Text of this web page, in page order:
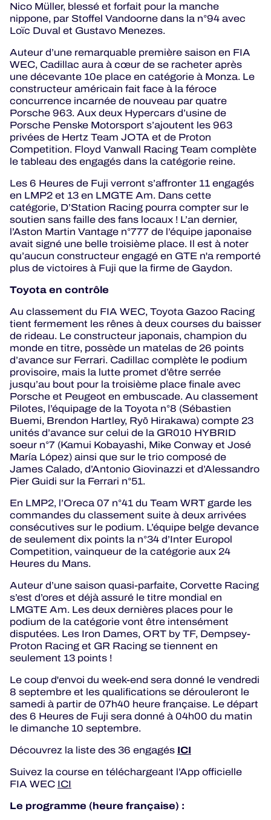
Nico Müller, blessé et forfait pour la manche
nippone, par Stoffel Vandoorne dans la n°94 avec
Loïc Duval et Gustavo Menezes.
Auteur d’une remarquable première saison en FIA
WEC, Cadillac aura à cœur de se racheter après
une décevante 10e place en catégorie à Monza. Le
constructeur américain fait face à la féroce
concurrence incarnée de nouveau par quatre
Porsche 963. Aux deux Hypercars d’usine de
Porsche Penske Motorsport s’ajoutent les 963
privées de Hertz Team JOTA et de Proton
Competition. Floyd Vanwall Racing Team complète
le tableau des engagés dans la catégorie reine.
Les 6 Heures de Fuji verront s’affronter 11 engagés
en LMP2 et 13 en LMGTE Am. Dans cette
catégorie, D’Station Racing pourra compter sur le
soutien sans faille des fans locaux ! L’an dernier,
l’Aston Martin Vantage n°777 de l’équipe japonaise
avait signé une belle troisième place. Il est à noter
qu’aucun constructeur engagé en GTE n'a remporté
plus de victoires à Fuji que la firme de Gaydon.
Toyota en contrôle
Au classement du FIA WEC, Toyota Gazoo Racing
tient fermement les rênes à deux courses du baisser
de rideau. Le constructeur japonais, champion du
monde en titre, possède un matelas de 26 points
d’avance sur Ferrari. Cadillac complète le podium
provisoire, mais la lutte promet d’être serrée
jusqu’au bout pour la troisième place finale avec
Porsche et Peugeot en embuscade. Au classement
Pilotes, l’équipage de la Toyota n°8 (Sébastien
Buemi, Brendon Hartley, Ryō Hirakawa) compte 23
unités d’avance sur celui de la GR010 HYBRID
soeur n°7 (Kamui Kobayashi, Mike Conway et José
María López) ainsi que sur le trio composé de
James Calado, d’Antonio Giovinazzi et d’Alessandro
Pier Guidi sur la Ferrari n°51.
En LMP2, l’Oreca 07 n°41 du Team WRT garde les
commandes du classement suite à deux arrivées
consécutives sur le podium. L’équipe belge devance
de seulement dix points la n°34 d’Inter Europol
Competition, vainqueur de la catégorie aux 24
Heures du Mans.
Auteur d’une saison quasi-parfaite, Corvette Racing
s’est d’ores et déjà assuré le titre mondial en
LMGTE Am. Les deux dernières places pour le
podium de la catégorie vont être intensément
disputées. Les Iron Dames, ORT by TF, Dempsey-
Proton Racing et GR Racing se tiennent en
seulement 13 points !
Le coup d'envoi du week-end sera donné le vendredi
8 septembre et les qualifications se dérouleront le
samedi à partir de 07h40 heure française. Le départ
des 6 Heures de Fuji sera donné à 04h00 du matin
le dimanche 10 septembre.
Découvrez la liste des 36 engagés ICI
Suivez la course en téléchargeant l’App officielle
FIA WEC ICI
Le programme (heure française) :